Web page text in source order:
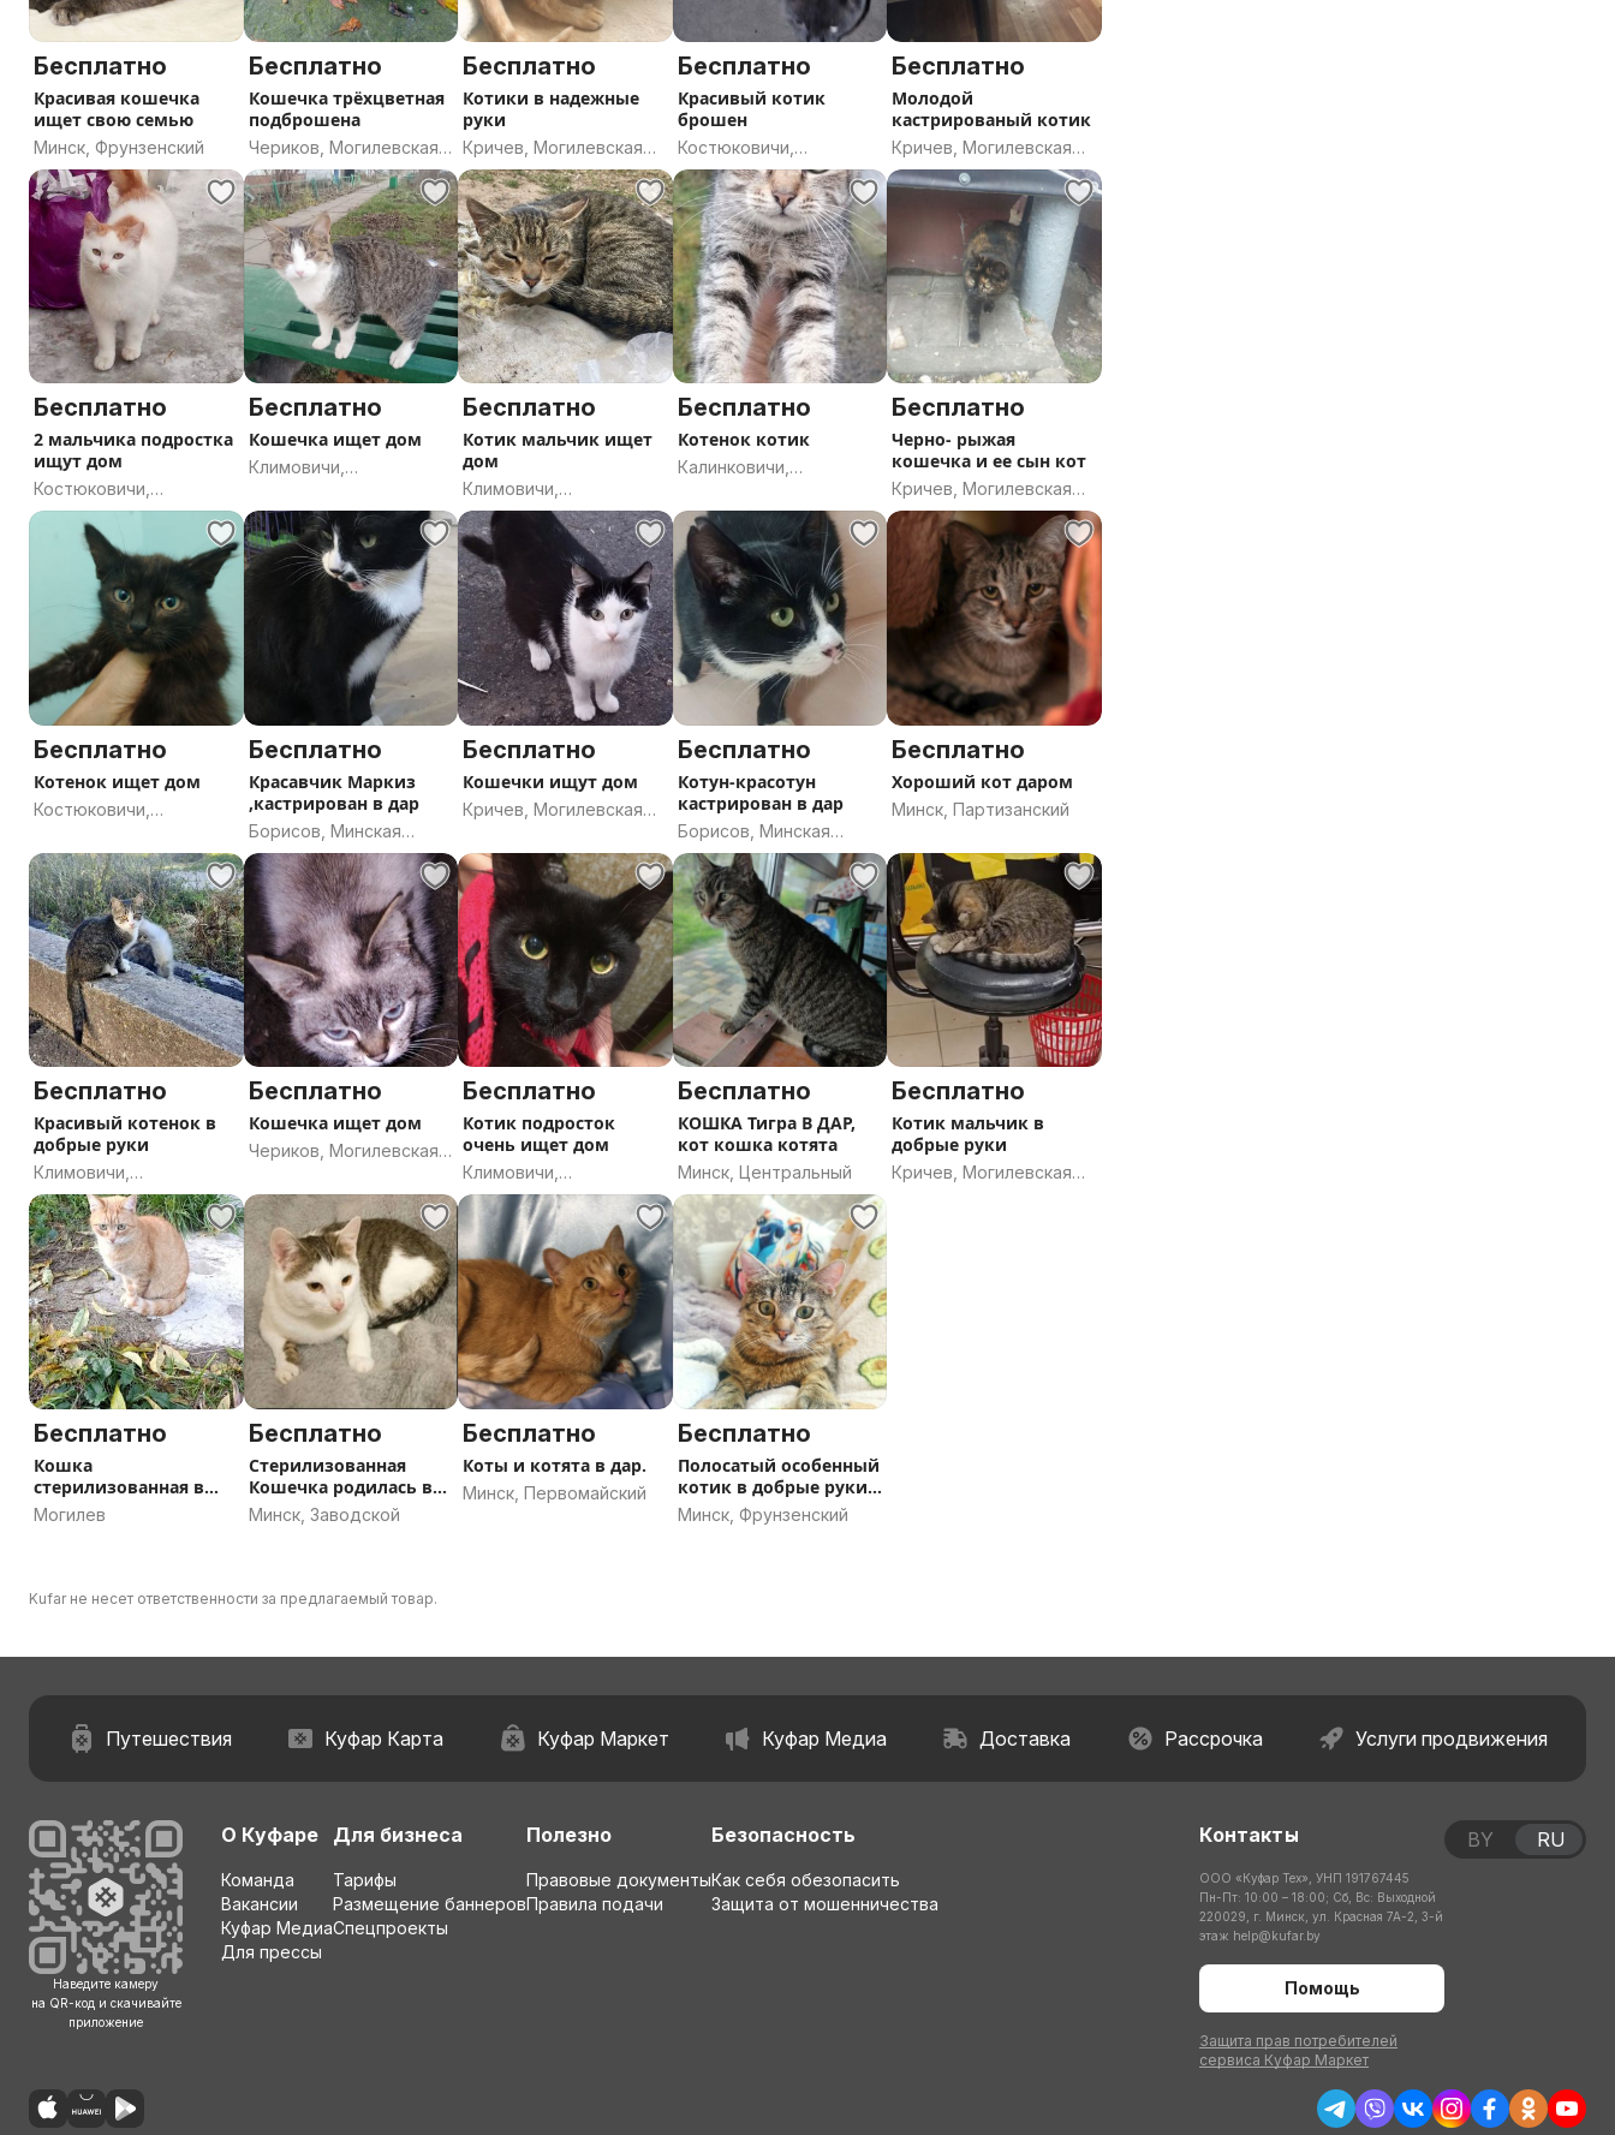
Бесплатно
Красивая кошечка
ищет свою семью
Минск, Фрунзенский
Бесплатно
Кошечка трёхцветная
подброшена
Чериков, Могилевская
область
Бесплатно
Котики в надежные
руки
Кричев, Могилевская
область
Бесплатно
Красивый котик
брошен
Костюковичи,
Могилевская область
Бесплатно
Молодой
кастрированый котик
Кричев, Могилевская
область
Бесплатно
2 мальчика подростка
ищут дом
Костюковичи,
Могилевская область
Бесплатно
Кошечка ищет дом
Климовичи,
Бесплатно
Котик мальчик ищет
дом
Климовичи,
Могилевская область
Бесплатно
Котенок котик
Калинковичи,
Бесплатно
Черно- рыжая
кошечка и ее сын кот
Кричев, Могилевская
область
Бесплатно
Котенок ищет дом
Костюковичи,
Бесплатно
Красавчик Маркиз
,кастрирован в дар
Борисов, Минская
область
Бесплатно
Кошечки ищут дом
Кричев, Могилевская
Бесплатно
Котун-красотун
кастрирован в дар
Борисов, Минская
область
Бесплатно
Хороший кот даром
Минск, Партизанский
Бесплатно
Красивый котенок в
добрые руки
Климовичи,
Могилевская область
Бесплатно
Кошечка ищет дом
Чериков, Могилевская
Бесплатно
Котик подросток
очень ищет дом
Климовичи,
Могилевская область
Бесплатно
КОШКА Тигра В ДАР,
кот кошка котята
Минск, Центральный
Бесплатно
Котик мальчик в
добрые руки
Кричев, Могилевская
Бесплатно
Кошка
стерилизованная в
хорошие руки
Могилев
Бесплатно
Стерилизованная
Кошечка родилась в
ноябре 2023
Минск, Заводской
Бесплатно
Коты и котята в дар.
Минск, Первомайский
Бесплатно
Полосатый особенный
котик в добрые руки,
8 месяцев
Минск, Фрунзенский
Kufar не несет ответственности за предлагаемый товар.
Путешествия Куфар Карта Куфар Маркет Куфар Медиа Доставка Рассрочка Услуги продвижения
Наведите камеру
на QR-код и скачивайте
приложение
О Куфаре
Команда
Вакансии
Куфар Медиа
Для прессы
Для бизнеса
Тарифы
Размещение баннеров
Спецпроекты
Полезно
Правовые документы
Правила подачи
Безопасность
Как себя обезопасить
Защита от мошенничества
Контакты
ООО «Куфар Тех», УНП 191767445
Пн-Пт: 10:00 – 18:00; Сб, Вс: Выходной
220029, г. Минск, ул. Красная 7А-2, 3-й
этаж help@kufar.by
Помощь
Защита прав потребителей
сервиса Куфар Маркет
BY RU